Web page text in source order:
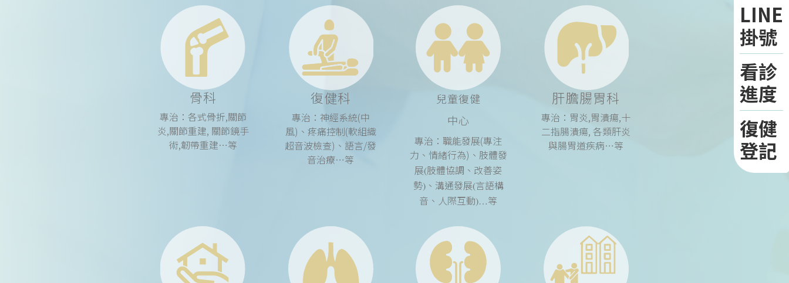
骨科
專治：各式骨折,關節
炎,關節重建, 關節鏡手
術,韌帶重建…等
復健科
專治：神經系統(中
風)、疼痛控制(軟組織
超音波檢查)、語言/發
音治療…等
兒童復健
中心
專治：職能發展(專注
力、情緒行為)、 肢體發
展(肢體協調、改善姿
勢)、 溝通發展(言語構
音、人際互動)…等
肝膽腸胃科
專治：胃炎,胃潰瘍,十
二指腸潰瘍, 各類肝炎
與腸胃道疾病…等
LINE
掛號
看診
進度
復健
登記